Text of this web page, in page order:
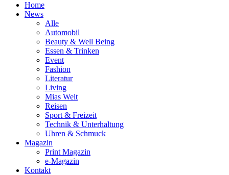
Home
News
Alle
Automobil
Beauty & Well Being
Essen & Trinken
Event
Fashion
Literatur
Living
Mias Welt
Reisen
Sport & Freizeit
Technik & Unterhaltung
Uhren & Schmuck
Magazin
Print Magazin
e-Magazin
Kontakt